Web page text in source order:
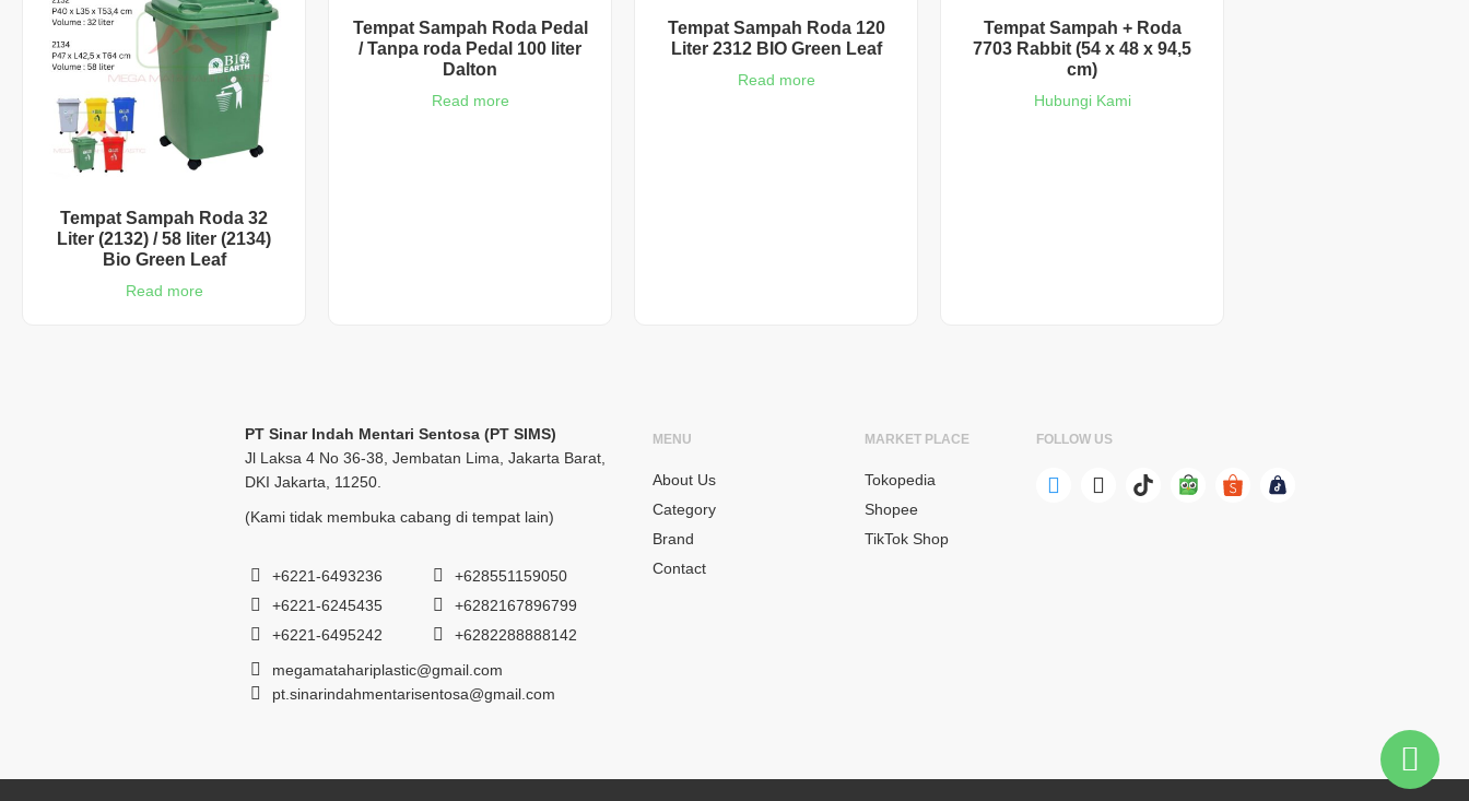
Tempat Sampah Roda 32
Liter (2132) / 58 liter (2134)
Bio Green Leaf
Read more
Tempat Sampah Roda Pedal
/ Tanpa roda Pedal 100 liter
Dalton
Read more
Tempat Sampah Roda 120
Liter 2312 BIO Green Leaf
Read more
Tempat Sampah + Roda
7703 Rabbit (54 x 48 x 94,5
cm)
Hubungi Kami
PT Sinar Indah Mentari Sentosa (PT SIMS)
Jl Laksa 4 No 36-38, Jembatan Lima, Jakarta Barat,
DKI Jakarta, 11250.
(Kami tidak membuka cabang di tempat lain)
+6221-6493236
+6221-6245435
+6221-6495242
+628551159050
+6282167896799
+6282288888142
megamatahariplastic@gmail.com
pt.sinarindahmentarisentosa@gmail.com
MENU
About Us
Category
Brand
Contact
MARKET PLACE
Tokopedia
Shopee
TikTok Shop
FOLLOW US